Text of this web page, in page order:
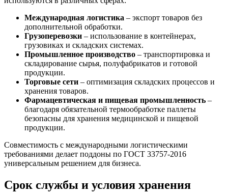
Международная логистика – экспорт товаров без
дополнительной обработки.
Грузоперевозки – использование в контейнерах,
грузовиках и складских системах.
Промышленное производство – транспортировка и
складирование сырья, полуфабрикатов и готовой
продукции.
Торговые сети – оптимизация складских процессов и
хранения товаров.
Фармацевтическая и пищевая промышленность –
благодаря обязательной термообработке паллеты
безопасны для хранения медицинской и пищевой
продукции.
Совместимость с международными логистическими
требованиями делает поддоны по ГОСТ 33757-2016
универсальным решением для бизнеса.
Срок службы и условия хранения